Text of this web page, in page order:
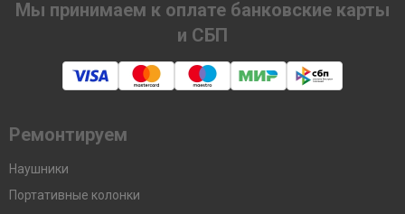
Мы принимаем к оплате банковские карты
и СБП
Ремонтируем
Наушники
Портативные колонки